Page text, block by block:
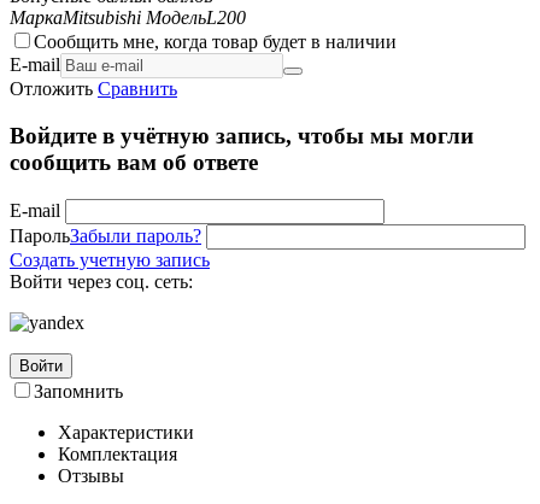
МаркаMitsubishi МодельL200
Сообщить мне, когда товар будет в наличии
E-mail
Отложить Сравнить
Войдите в учётную запись, чтобы мы могли
сообщить вам об ответе
E-mail
ПарольЗабыли пароль?
Создать учетную запись
Войти через соц. сеть:
Войти
Запомнить
Характеристики
Комплектация
Отзывы